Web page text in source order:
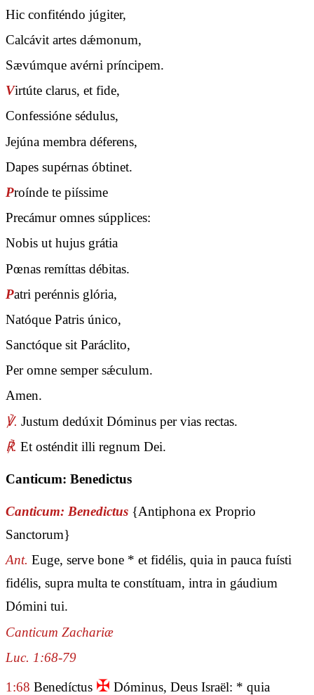
Hic confiténdo júgiter,
Calcávit artes dǽmonum,
Sævúmque avérni príncipem.
Virtúte clarus, et fide,
Confessióne sédulus,
Jejúna membra déferens,
Dapes supérnas óbtinet.
Proínde te piíssime
Precámur omnes súpplices:
Nobis ut hujus grátia
Pœnas remíttas débitas.
Patri perénnis glória,
Natóque Patris único,
Sanctóque sit Paráclito,
Per omne semper sǽculum.
Amen.
℣. Justum dedúxit Dóminus per vias rectas.
℟. Et osténdit illi regnum Dei.
Canticum: Benedictus
Canticum: Benedictus {Antiphona ex Proprio
Sanctorum}
Ant. Euge, serve bone * et fidélis, quia in pauca fuísti
fidélis, supra multa te constítuam, intra in gáudium
Dómini tui.
Canticum Zachariæ
Luc. 1:68-79
1:68 Benedíctus ✠ Dóminus, Deus Israël: * quia